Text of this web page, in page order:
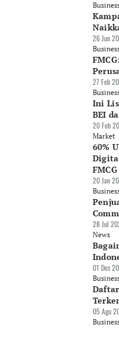
26 Jun
27 Feb
Ini
BEI
20 Feb
Market
60%
FMCG
20 Jan
28 Jul
News
01 Des
05 Agu